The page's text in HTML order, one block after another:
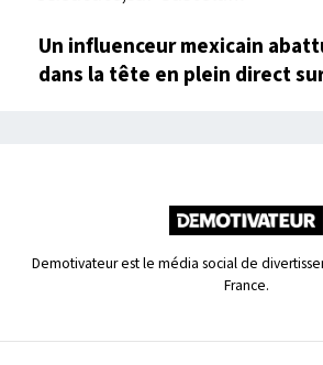
Un influenceur mexicain
dans la tête en plein direct
Demotivateur est le média social de
France.